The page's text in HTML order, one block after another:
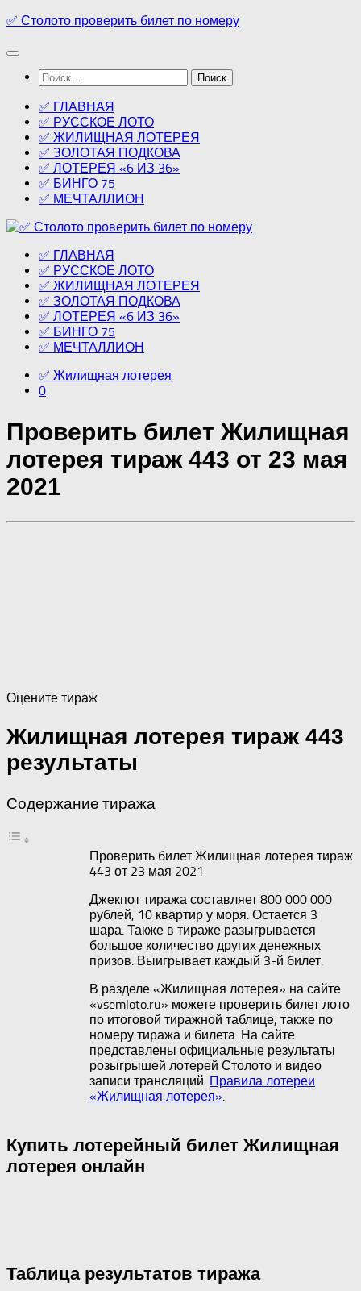
Перейти
содержимому
✅ Столото проверить билет по номеру
Найти:
✅ ГЛАВНАЯ
✅ РУССКОЕ ЛОТО
✅ ЖИЛИЩНАЯ ЛОТЕРЕЯ
✅ ЗОЛОТАЯ ПОДКОВА
✅ ЛОТЕРЕЯ «6 ИЗ 36»
✅ БИНГО 75
✅ МЕЧТАЛЛИОН
✅ ГЛАВНАЯ
✅ РУССКОЕ ЛОТО
✅ ЖИЛИЩНАЯ ЛОТЕРЕЯ
✅ ЗОЛОТАЯ ПОДКОВА
✅ ЛОТЕРЕЯ «6 ИЗ 36»
✅ БИНГО 75
✅ МЕЧТАЛЛИОН
✅ Жилищная лотерея
0
Проверить билет Жилищная
лотерея тираж 443 от 23 мая
2021
Оцените тираж
Жилищная лотерея тираж 443
результаты
Содержание тиража
Проверить билет Жилищная лотерея тираж
443 от 23 мая 2021
Джекпот тиража составляет 800 000 000
рублей, 10 квартир у моря. Остается 3
шара. Также в тираже разыгрывается
большое количество других денежных
призов. Выигрывает каждый 3-й билет.
В разделе «Жилищная лотерея» на сайте
«vsemloto.ru» можете проверить билет лото
по итоговой тиражной таблице, также по
номеру тиража и билета. На сайте
представлены официальные результаты
розыгрышей лотерей Столото и видео
записи трансляций. Правила лотереи
«Жилищная лотерея».
Купить лотерейный билет Жилищная
лотерея онлайн
Таблица результатов тиража